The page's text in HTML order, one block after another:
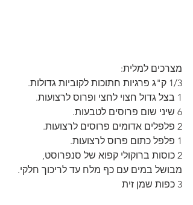
מצרכים למלית:
1/3 ק"ג פרגיות חתוכות לקוביות גדולות.
1 בצל גדול חצוי לחצי ופרוס לרצועות.
6 שיני שום פרוסים לטבעות.
2 פלפלים אדומים פרוסים לרצועות.
1 פלפל כתום פרוס לרצועות.
2 כוסות ברוקולי קפוא של סנפרוסט,
מבושל במים עם כף מלח עד לריכוך חלקי.
3 כפות שמן זית